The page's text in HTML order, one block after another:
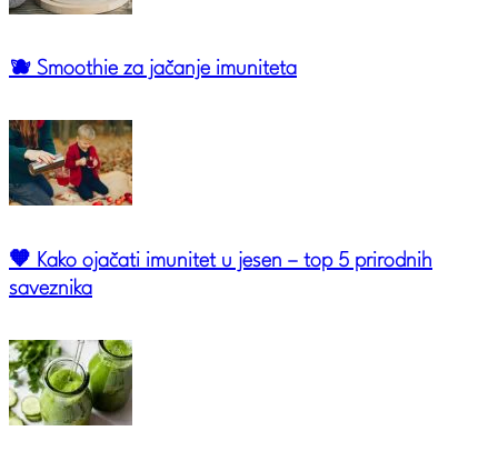
🫐 Smoothie za jačanje imuniteta
🧡 Kako ojačati imunitet u jesen – top 5 prirodnih
saveznika